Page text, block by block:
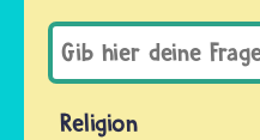
Religion